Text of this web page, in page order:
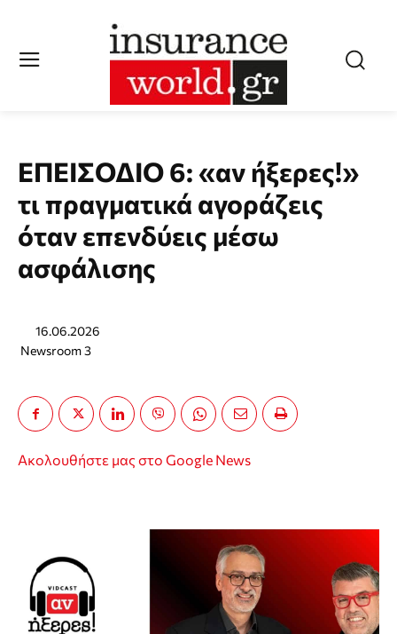
ΕΠΕΙΣΟΔΙΟ 6: «αν ήξερες!»
τι πραγματικά αγοράζεις
όταν επενδύεις μέσω
ασφάλισης
16.06.2026
Newsroom 3
Ακολουθήστε μας στο Google News